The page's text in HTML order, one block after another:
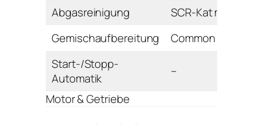
Abgasreinigung
SCR-Kat mit DPF
Gemischaufbereitung
Common Rail
Start-/Stopp-
Automatik
–
Motor & Getriebe